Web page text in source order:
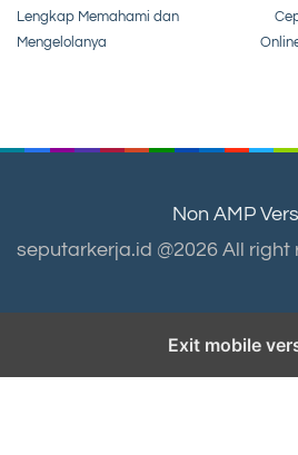
navigation
Lengkap Memahami dan
Mengelolanya
Non AMP
seputarkerja.id @2026 All right
Exit mobile